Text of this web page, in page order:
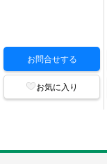
お問合せする
お気に入り